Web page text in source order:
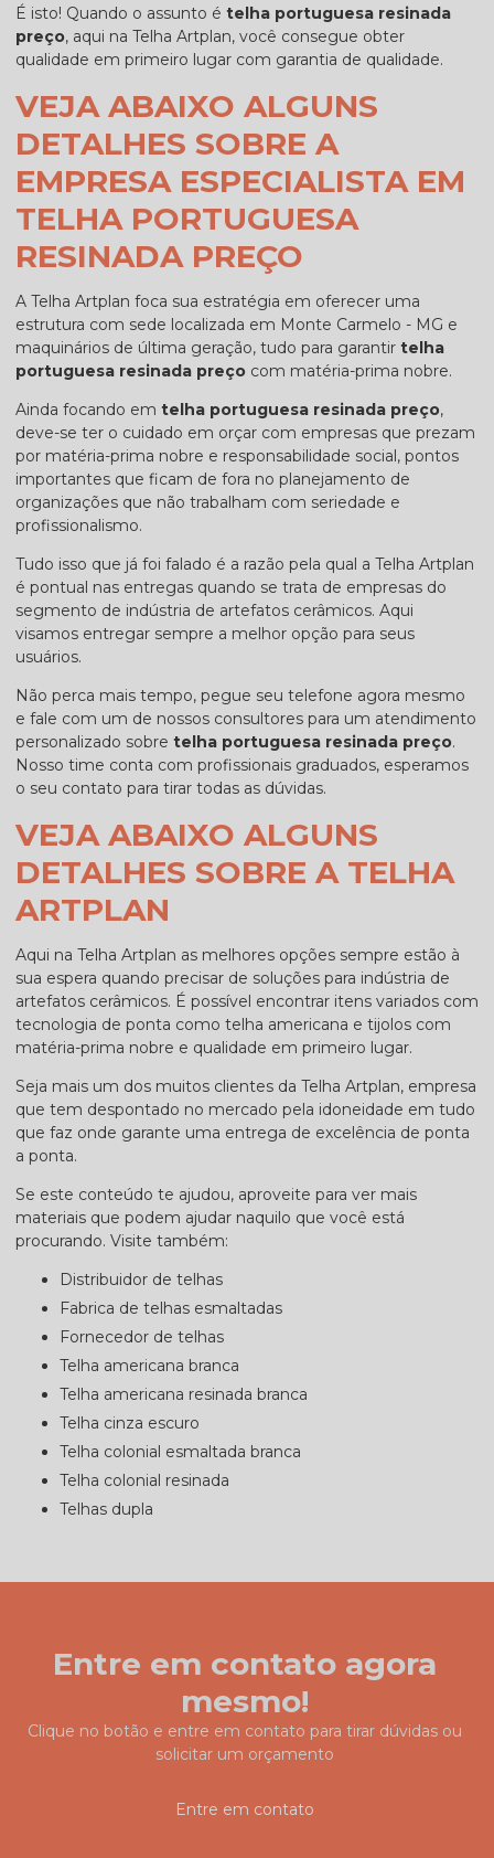
É isto! Quando o assunto é telha portuguesa resinada
preço, aqui na Telha Artplan, você consegue obter
qualidade em primeiro lugar com garantia de qualidade.
VEJA ABAIXO ALGUNS
DETALHES SOBRE A
EMPRESA ESPECIALISTA EM
TELHA PORTUGUESA
RESINADA PREÇO
A Telha Artplan foca sua estratégia em oferecer uma
estrutura com sede localizada em Monte Carmelo - MG e
maquinários de última geração, tudo para garantir telha
portuguesa resinada preço com matéria-prima nobre.
Ainda focando em telha portuguesa resinada preço,
deve-se ter o cuidado em orçar com empresas que prezam
por matéria-prima nobre e responsabilidade social, pontos
importantes que ficam de fora no planejamento de
organizações que não trabalham com seriedade e
profissionalismo.
Tudo isso que já foi falado é a razão pela qual a Telha Artplan
é pontual nas entregas quando se trata de empresas do
segmento de indústria de artefatos cerâmicos. Aqui
visamos entregar sempre a melhor opção para seus
usuários.
Não perca mais tempo, pegue seu telefone agora mesmo
e fale com um de nossos consultores para um atendimento
personalizado sobre telha portuguesa resinada preço.
Nosso time conta com profissionais graduados, esperamos
o seu contato para tirar todas as dúvidas.
VEJA ABAIXO ALGUNS
DETALHES SOBRE A TELHA
ARTPLAN
Aqui na Telha Artplan as melhores opções sempre estão à
sua espera quando precisar de soluções para indústria de
artefatos cerâmicos. É possível encontrar itens variados com
tecnologia de ponta como telha americana e tijolos com
matéria-prima nobre e qualidade em primeiro lugar.
Seja mais um dos muitos clientes da Telha Artplan, empresa
que tem despontado no mercado pela idoneidade em tudo
que faz onde garante uma entrega de excelência de ponta
a ponta.
Se este conteúdo te ajudou, aproveite para ver mais
materiais que podem ajudar naquilo que você está
procurando. Visite também:
distribuidor de telhas
fabrica de telhas esmaltadas
fornecedor de telhas
telha americana branca
telha americana resinada branca
telha cinza escuro
telha colonial esmaltada branca
telha colonial resinada
telhas dupla
Entre em contato agora
mesmo!
Clique no botão e entre em contato para tirar dúvidas ou
solicitar um orçamento
Entre em contato